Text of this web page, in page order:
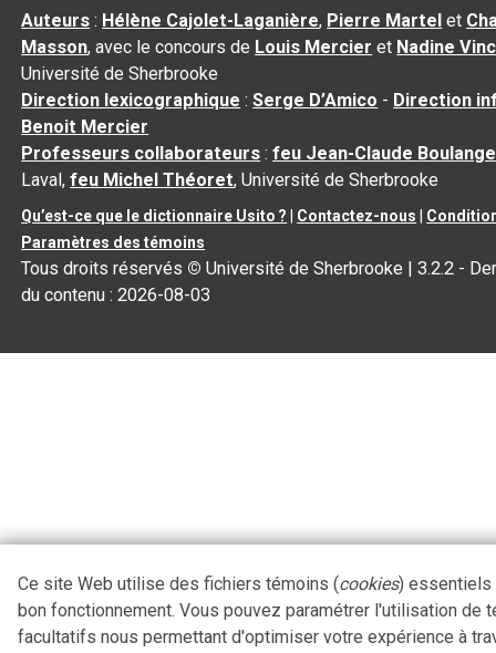
Auteurs : Hélène Cajolet-Laganière, Pierre Martel et
Masson, avec le concours de Louis Mercier et Nadine
Université de Sherbrooke
Direction lexicographique :Serge D’Amico - Direction
Benoit Mercier
Professeurs collaborateurs :feu Jean-Claude
Laval,feu Michel Théoret, Université de Sherbrooke
Qu’est-ce que le dictionnaire Usito ? Contactez-nous
Paramètres des témoins
Tous droits réservés © Université de Sherbrooke |3.2.2 -
du contenu :2026-08-03
Ce site Web utilise des fichiers témoins (cookies) essentiels
bon fonctionnement. Vous pouvez paramétrer l'utilisation de
facultatifs nous permettant d'optimiser votre expérience à